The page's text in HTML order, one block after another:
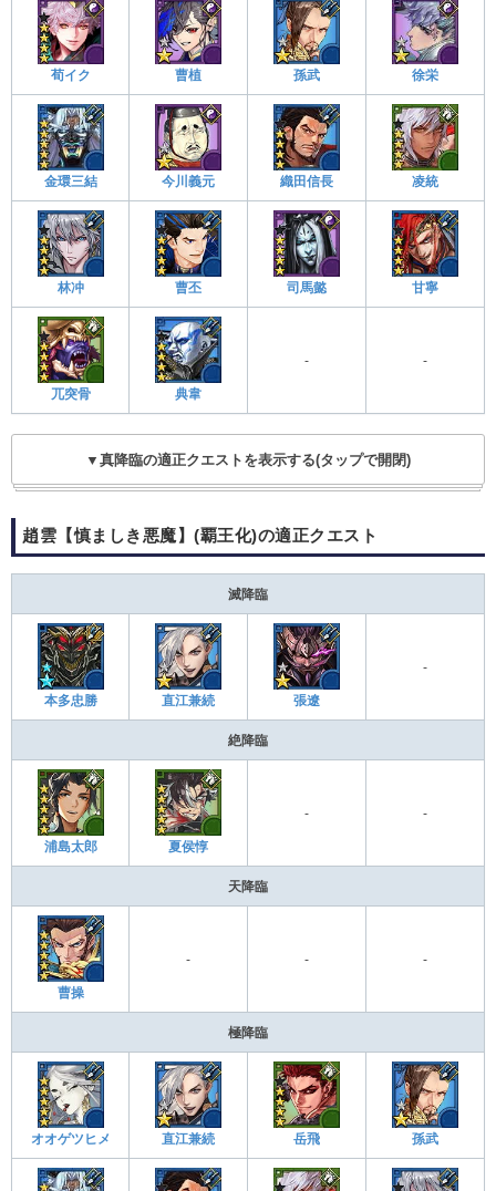
荀イク 曹植 孫武 徐栄
金環三結 今川義元 織田信長 凌統
林冲 曹丕 司馬懿 甘寧
兀突骨 典韋
- -
▼真降臨の適正クエストを表示する(タップで開閉)
趙雲【慎ましき悪魔】(覇王化)の適正クエスト
滅降臨
本多忠勝 直江兼続 張遼
-
絶降臨
浦島太郎 夏侯惇
- -
天降臨
曹操
- - -
極降臨
オオゲツヒメ 直江兼続 岳飛 孫武